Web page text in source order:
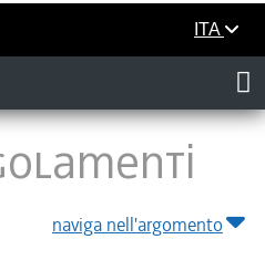
ITA
naviga nell'argomento